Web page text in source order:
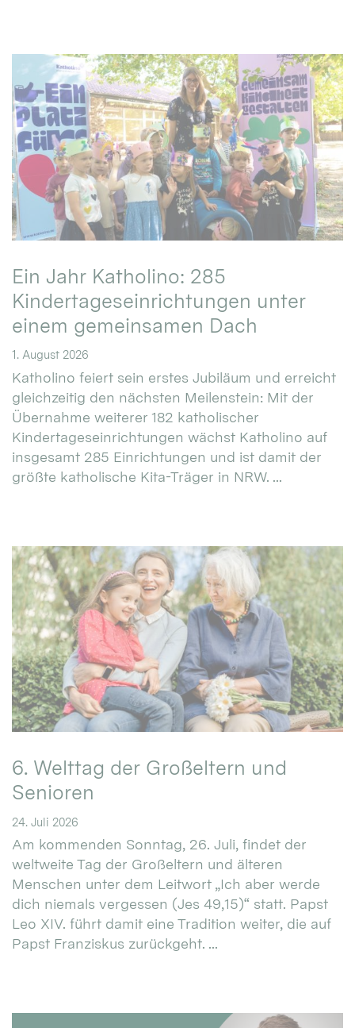
Ein Jahr Katholino: 285
Kindertageseinrichtungen unter
einem gemeinsamen Dach
1. August 2026
Katholino feiert sein erstes Jubiläum und erreicht
gleichzeitig den nächsten Meilenstein: Mit der
Übernahme weiterer 182 katholischer
Kindertageseinrichtungen wächst Katholino auf
insgesamt 285 Einrichtungen und ist damit der
größte katholische Kita-Träger in NRW. ...
6. Welttag der Großeltern und
Senioren
24. Juli 2026
Am kommenden Sonntag, 26. Juli, findet der
weltweite Tag der Großeltern und älteren
Menschen unter dem Leitwort „Ich aber werde
dich niemals vergessen (Jes 49,15)“ statt. Papst
Leo XIV. führt damit eine Tradition weiter, die auf
Papst Franziskus zurückgeht. ...